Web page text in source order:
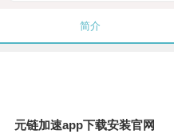
简介
元链加速app下载安装官网